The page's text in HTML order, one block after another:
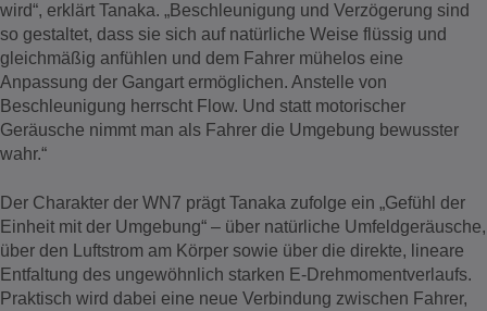
wird“, erklärt Tanaka. „Beschleunigung und Verzögerung sind
so gestaltet, dass sie sich auf natürliche Weise flüssig und
gleichmäßig anfühlen und dem Fahrer mühelos eine
Anpassung der Gangart ermöglichen. Anstelle von
Beschleunigung herrscht Flow. Und statt motorischer
Geräusche nimmt man als Fahrer die Umgebung bewusster
wahr.“
Der Charakter der WN7 prägt Tanaka zufolge ein „Gefühl der
Einheit mit der Umgebung“ – über natürliche Umfeldgeräusche,
über den Luftstrom am Körper sowie über die direkte, lineare
Entfaltung des ungewöhnlich starken E-Drehmomentverlaufs.
Praktisch wird dabei eine neue Verbindung zwischen Fahrer,